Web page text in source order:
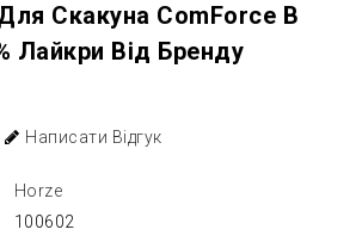
Скакуна ComForce В
Лайкри Від Бренду
Написати Відгук
Horze
100602